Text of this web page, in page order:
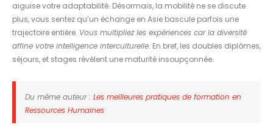
aiguise votre adaptabilité. Désormais, la mobilité ne se discute
plus, vous sentez qu’un échange en Asie bascule parfois une
trajectoire entière. Vous multipliez les expériences car la diversité
affine votre intelligence interculturelle. En bref, les doubles diplômes,
séjours, et stages révèlent une maturité insoupçonnée.
Du même auteur : Les meilleures pratiques de formation en
Ressources Humaines